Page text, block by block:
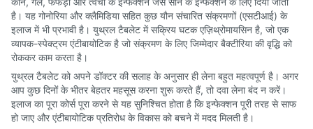
है। यह गोनोरिया और क्लैमिडिया सहित कुछ यौन संचारित संक्रमणों (एसटीआई) के
इलाज में भी प्रभावी है। युथ्रल टैबलेट में सक्रिय घटक एज़िथ्रोमायसिन है, जो एक
व्यापक-स्पेक्ट्रम एंटीबायोटिक है जो संक्रमण के लिए जिम्मेदार बैक्टीरिया की वृद्धि को
रोककर काम करता है।
युथ्रल टैबलेट को अपने डॉक्टर की सलाह के अनुसार ही लेना बहुत महत्वपूर्ण है। अगर
आप कुछ दिनों के भीतर बेहतर महसूस करना शुरू करते हैं, तो दवा लेना बंद न करें।
इलाज का पूरा कोर्स पूरा करने से यह सुनिश्चित होता है कि इन्फेक्शन पूरी तरह से साफ
हो जाए और एंटीबायोटिक प्रतिरोध के विकास को बचने में मदद मिलती है।